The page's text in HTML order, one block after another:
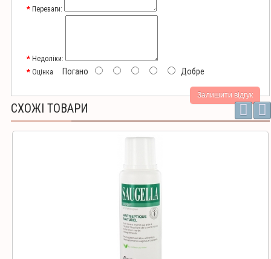
Переваги:
Недоліки:
Оцінка
Погано Добре
Залишити відгук
СХОЖІ ТОВАРИ